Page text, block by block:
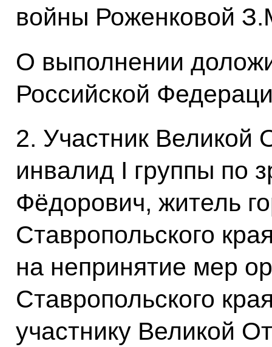
войны Роженковой
О выполнении
Российской
2. Участник Великой
инвалид I группы по
Фёдорович, житель
Ставропольского
на непринятие мер
Ставропольского
участнику Великой